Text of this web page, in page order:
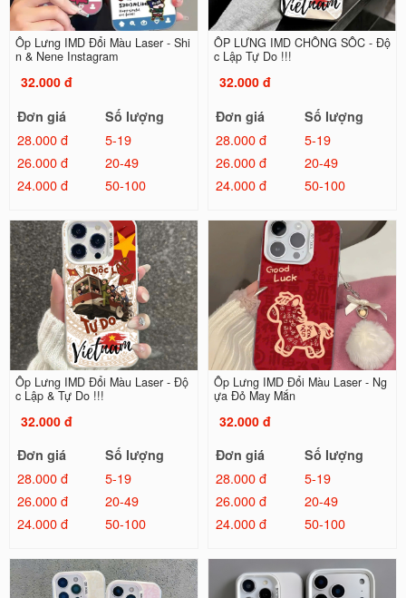
Ốp Lưng IMD Đổi Màu Laser - Shi
n & Nene Instagram
32.000 đ
Đơn giá
Số lượng
28.000 đ
5-19
26.000 đ
20-49
24.000 đ
50-100
ỐP LƯNG IMD CHỐNG SỐC - Độ
c Lập Tự Do !!!
32.000 đ
Đơn giá
Số lượng
28.000 đ
5-19
26.000 đ
20-49
24.000 đ
50-100
Ốp Lưng IMD Đổi Màu Laser - Độ
c Lập & Tự Do !!!
32.000 đ
Đơn giá
Số lượng
28.000 đ
5-19
26.000 đ
20-49
24.000 đ
50-100
Ốp Lưng IMD Đổi Màu Laser - Ng
ựa Đỏ May Mắn
32.000 đ
Đơn giá
Số lượng
28.000 đ
5-19
26.000 đ
20-49
24.000 đ
50-100